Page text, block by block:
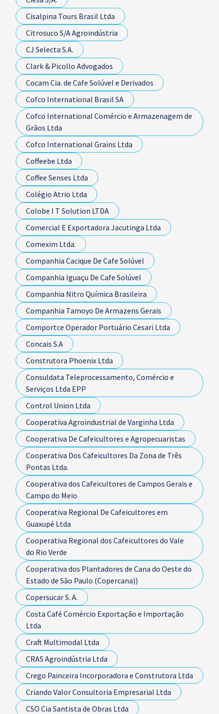
Cisalpina Tours Brasil Ltda
Citrosuco S/A Agroindústria
CJ Selecta S.A.
Clark & Picollo Advogados
Cocam Cia. de Cafe Solúvel e Derivados
Cofco International Brasil SA
Cofco International Comércio e Armazenagem de
Grãos Ltda
Cofco International Grains Ltda
Coffeebe Ltda
Coffee Senses Ltda
Colégio Atrio Ltda
Colobe I T Solution LTDA
Comercial E Exportadora Jacutinga Ltda
Comexim Ltda.
Companhia Cacique De Cafe Solúvel
Companhia Iguaçu De Cafe Solúvel
Companhia Nitro Química Brasileira
Companhia Tamoyo De Armazens Gerais
Comportce Operador Portuário Cesari Ltda
Concais S.A
Construtora Phoenix Ltda
Consuldata Teleprocessamento, Comércio e
Serviços Ltda EPP
Control Union Ltda
Cooperativa Agroindustrial de Varginha Ltda
Cooperativa De Cafeicultores e Agropecuaristas
Cooperativa Dos Cafeicultores Da Zona de Três
Pontas Ltda.
Cooperativa dos Cafeicultores de Campos Gerais e
Campo do Meio
Cooperativa Regional De Cafeicultores em
Guaxupé Ltda
Cooperativa Regional dos Cafeicultores do Vale
do Rio Verde
Cooperativa dos Plantadores de Cana do Oeste do
Estado de São Paulo (Copercana))
Copersucar S. A.
Costa Café Comércio Exportação e Importação
Ltda
Craft Multimodal Ltda
CRAS Agroindústria Ltda
Crego Painceira Incorporadora e Construtora Ltda
Criando Valor Consultoria Empresarial Ltda
CSO Cia Santista de Obras Ltda